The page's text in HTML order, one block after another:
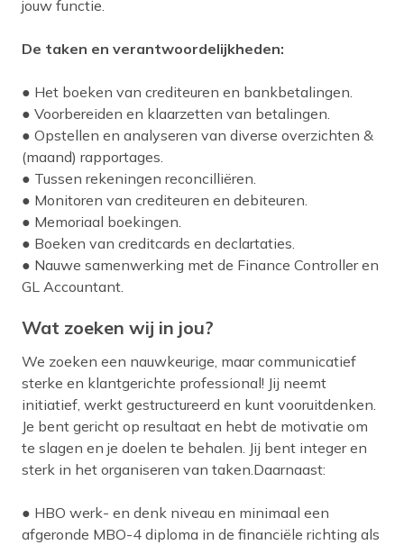
jouw functie.
De taken en verantwoordelijkheden:
● Het boeken van crediteuren en bankbetalingen.
● Voorbereiden en klaarzetten van betalingen.
● Opstellen en analyseren van diverse overzichten &
(maand) rapportages.
● Tussen rekeningen reconcilliëren.
● Monitoren van crediteuren en debiteuren.
● Memoriaal boekingen.
● Boeken van creditcards en declartaties.
● Nauwe samenwerking met de Finance Controller en
GL Accountant.
Wat zoeken wij in jou?
We zoeken een nauwkeurige, maar communicatief
sterke en klantgerichte professional! Jij neemt
initiatief, werkt gestructureerd en kunt vooruitdenken.
Je bent gericht op resultaat en hebt de motivatie om
te slagen en je doelen te behalen. Jij bent integer en
sterk in het organiseren van taken.Daarnaast:
● HBO werk- en denk niveau en minimaal een
afgeronde MBO-4 diploma in de financiële richting als